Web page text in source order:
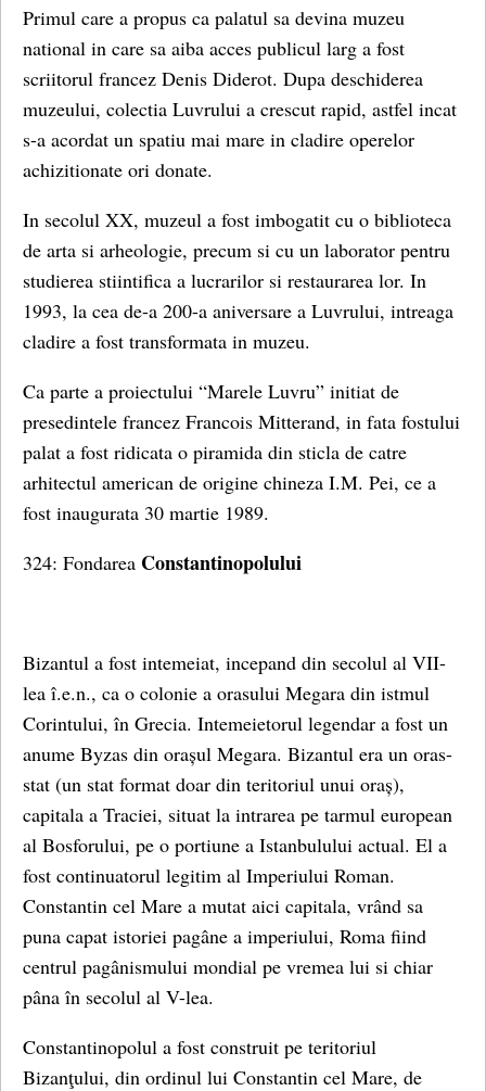
Primul care a propus ca palatul sa devina muzeu
national in care sa aiba acces publicul larg a fost
scriitorul francez Denis Diderot. Dupa deschiderea
muzeului, colectia Luvrului a crescut rapid, astfel incat
s-a acordat un spatiu mai mare in cladire operelor
achizitionate ori donate.
In secolul XX, muzeul a fost imbogatit cu o biblioteca
de arta si arheologie, precum si cu un laborator pentru
studierea stiintifica a lucrarilor si restaurarea lor. In
1993, la cea de-a 200-a aniversare a Luvrului, intreaga
cladire a fost transformata in muzeu.
Ca parte a proiectului “Marele Luvru” initiat de
presedintele francez Francois Mitterand, in fata fostului
palat a fost ridicata o piramida din sticla de catre
arhitectul american de origine chineza I.M. Pei, ce a
fost inaugurata 30 martie 1989.
324: Fondarea Constantinopolului
Bizantul a fost intemeiat, incepand din secolul al VII-
lea î.e.n., ca o colonie a orasului Megara din istmul
Corintului, în Grecia. Intemeietorul legendar a fost un
anume Byzas din orașul Megara. Bizantul era un oras-
stat (un stat format doar din teritoriul unui oraș),
capitala a Traciei, situat la intrarea pe tarmul european
al Bosforului, pe o portiune a Istanbulului actual. El a
fost continuatorul legitim al Imperiului Roman.
Constantin cel Mare a mutat aici capitala, vrând sa
puna capat istoriei pagâne a imperiului, Roma fiind
centrul pagânismului mondial pe vremea lui si chiar
pâna în secolul al V-lea.
Constantinopolul a fost construit pe teritoriul
Bizanţului, din ordinul lui Constantin cel Mare, de